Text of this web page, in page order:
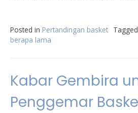
Posted in Pertandingan basket Tagged
berapa lama
Kabar Gembira
Penggemar